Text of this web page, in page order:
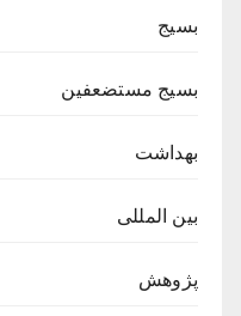
بسیج
بسیج مستضعفین
بهداشت
بین المللی
پژوهش